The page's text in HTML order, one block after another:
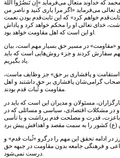
که خداوند متعال می‌فرماید «إِن تَنصُرُوا اللَّهَ
می‌فرماید «اگر مرا یاری کنید و ناصر من
خواهم کرد» که این ثابت‌قدم بودن نعمت
خدای تعالی او را محکم خواهد کرد و پاداش
او این است که اهل مقاومت خواهد بود.
و «مقاومت» در مسیر حق بسیار مهم است، بیان
سفارش کردند و جزء روش‌هایی است که باید
یاد بگیریم.
«استقامت و پافشاری بر حق» جز وظایف ماست،
گرامی‌شان پافشاری بر حق داشتند و اهل
مقاومت و ثُبات قدم بودند.
مسئولان و مدیران این است که باید در
در مشکلات اقتصادی، سیاسی و مسائلی که در
باعزت، قدرت و مصلحت قدم برداشت و با تأسی
ادامه تحقق این مهم را درگرو «ثُبات قدم» و
و فرهنگی جامعه بدون مقاومت در جبهه حق
درست نمی‌شود.